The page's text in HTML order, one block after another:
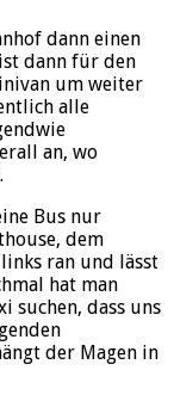
dann einen
dann für den
um weiter
alle
an, wo
Bus nur
dem
ran und lässt
hat man
suchen, dass uns
der Magen in